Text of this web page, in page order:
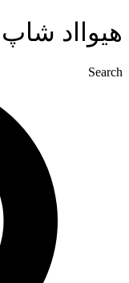
به
هیوااد شاپ
Search